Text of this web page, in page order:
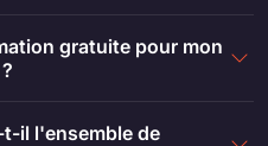
gratuite pour mon
il l'ensemble de